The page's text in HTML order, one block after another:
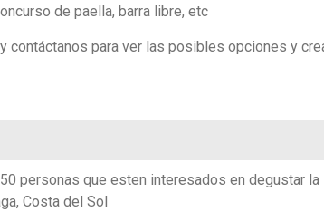
de paella, barra libre, etc
contáctanos para ver las posibles opciones y
personas que esten interesados en degustar la
Costa del Sol